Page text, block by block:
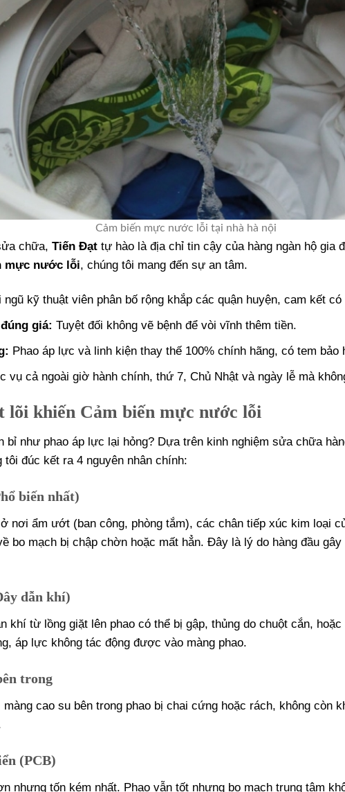
Cảm biến mực nước lỗi tại nhà hà nội
chữa, Tiến Đạt tự hào là địa chỉ tin cậy của hàng ngàn hộ gia
mực nước lỗi, chúng tôi mang đến sự an tâm.
ngũ kỹ thuật viên phân bố rộng khắp các quận huyện, cam kết
giá: Tuyệt đối không vẽ bệnh để vòi vĩnh thêm tiền.
Phao áp lực và linh kiện thay thế 100% chính hãng, có tem bảo
vụ cả ngoài giờ hành chính, thứ 7, Chủ Nhật và ngày lễ mà
lõi khiến Cảm biến mực nước lỗi
bỉ như phao áp lực lại hỏng? Dựa trên kinh nghiệm sửa chữa
tôi đúc kết ra 4 nguyên nhân chính:
biến nhất)
nơi ẩm ướt (ban công, phòng tắm), các chân tiếp xúc kim loại
bo mạch bị chập chờn hoặc mất hẳn. Đây là lý do hàng đầu gây
dẫn khí)
khí từ lồng giặt lên phao có thể bị gập, thủng do chuột cắn,
áp lực không tác động được vào màng phao.
trong
cao su bên trong phao bị chai cứng hoặc rách, không còn
(PCB)
nhưng tốn kém nhất. Phao vẫn tốt nhưng bo mạch trung tâm